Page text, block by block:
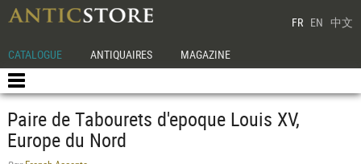
FR EN 中文
CATALOGUE ANTIQUAIRES MAGAZINE
Paire de Tabourets d'epoque Louis XV,
Europe du Nord